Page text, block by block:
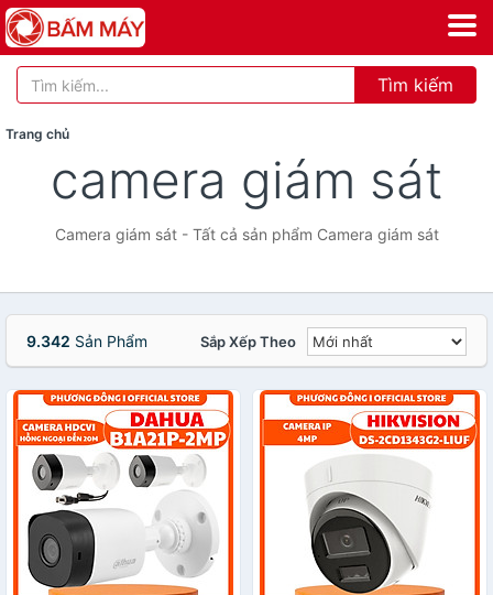
Tìm kiếm
Trang chủ
camera giám sát
Camera giám sát - Tất cả sản phẩm Camera giám sát
9.342 Sản Phẩm Sắp Xếp Theo